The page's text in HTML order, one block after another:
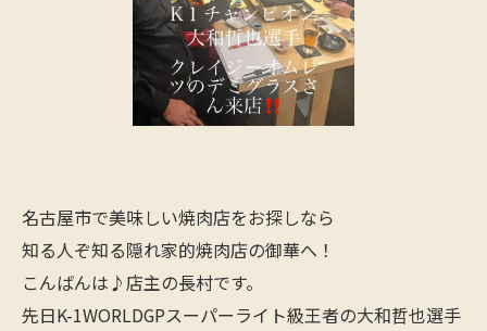
名古屋市で美味しい焼肉店をお探しなら
知る人ぞ知る隠れ家的焼肉店の御華へ！
こんばんは♪店主の長村です。
先日K-1WORLDGPスーパーライト級王者の大和哲也選手